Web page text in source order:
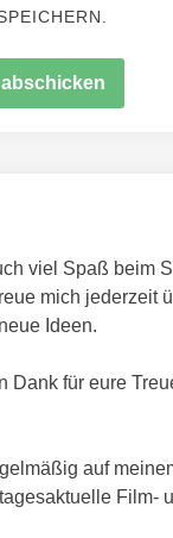
viel Spaß beim
mich jederzeit
Ideen.
Dank für eure
auf
Film-